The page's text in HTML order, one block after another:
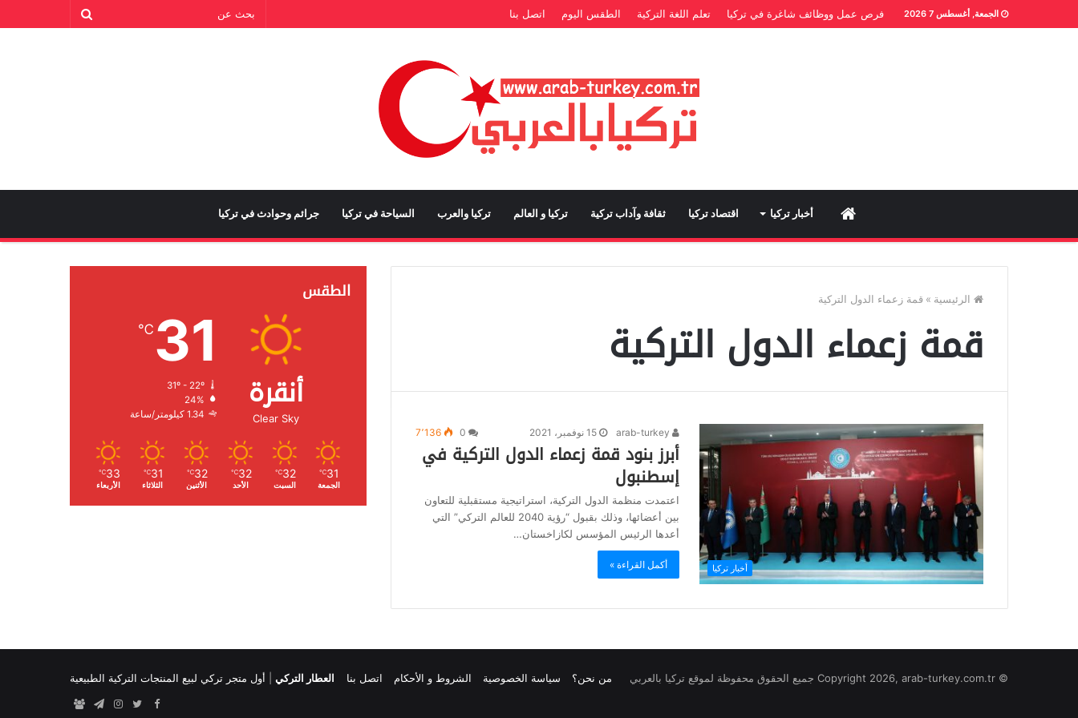
الجمعة, أغسطس 7 2026 فرص عمل ووظائف شاغرة في تركيا تعلم اللغة التركية الطقس اليوم اتصل بنا
Home أخبار تركيا اقتصاد تركيا ثقافة وآداب تركية تركيا و العالم تركيا والعرب السياحة في تركيا جرائم وحوادث في تركيا
الرئيسية » قمة زعماء الدول التركية
قمة زعماء الدول التركية
أخبار تركيا
15 نوفمبر، 2021 7٬136
أبرز بنود قمة زعماء الدول التركية في
إسطنبول
اعتمدت منظمة الدول التركية، استراتيجية مستقبلية للتعاون
بين أعضائها، وذلك بقبول “رؤية 2040 للعالم التركي” التي
أعدها الرئيس المؤسس لكازاخستان…
أكمل القراءة »
الطقس
أنقرة
Clear Sky
31
℃
31º - 22º
الرطوبة:
الرياح:
31
℃
الجمعة
32
℃
السبت
32
℃
الأحد
32
℃
الأثنين
31
℃
الثلاثاء
33
℃
الأربعاء
© Copyright 2026, arab-turkey.com.tr جميع الحقوق محفوظة لموقع تركيا بالعربي العطار التركي أول متجر تركي لبيع المنتجات التركية الطبيعية من نحن؟ سياسة الخصوصية الشروط و الأحكام اتصل بنا